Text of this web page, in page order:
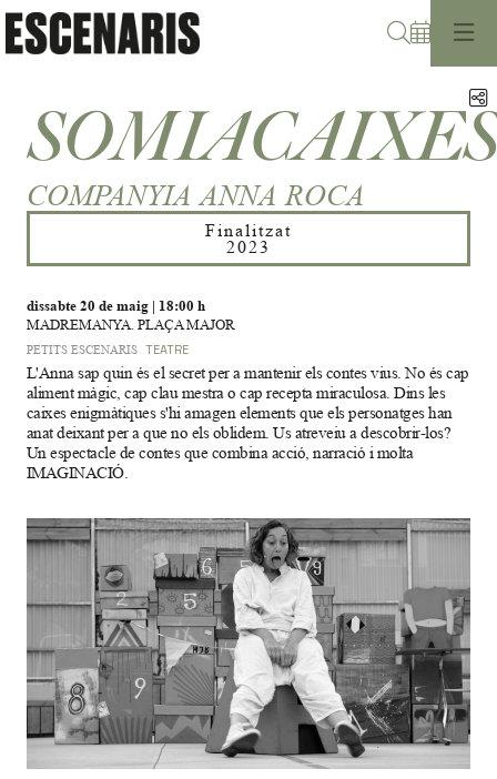
COMPANYIA ANNA ROCA
Finalitzat
2023
dissabte 20 de maig| 18:00 h
MADREMANYA. PLAÇA MAJOR
PETITS ESCENARIS TEATRE
L'Anna sap quin és el secret per a mantenir els contes vius. No és cap
aliment màgic, cap clau mestra o cap recepta miraculosa. Dins les
caixes enigmàtiques s'hi amagen elements que els personatges han
anat deixant per a que no els oblidem. Us atreveiu a descobrir-los?
Un espectacle de contes que combina acció, narració i molta
IMAGINACIÓ.